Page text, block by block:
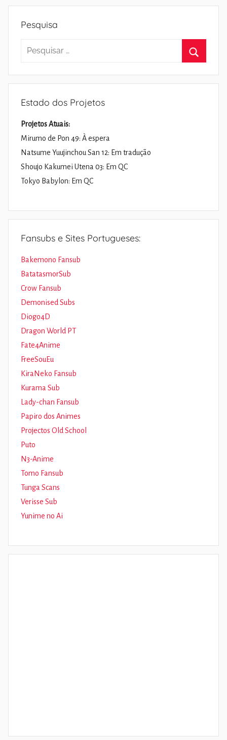
Pesquisa
Pesquisar
Estado dos Projetos
Projetos Atuais:
Mirumo de Pon 49: À espera
Natsume Yuujinchou San 12: Em tradução
Shoujo Kakumei Utena 03: Em QC
Tokyo Babylon: Em QC
Fansubs e Sites Portugueses:
Bakemono Fansub
BatatasmorSub
Crow Fansub
Demonised Subs
Diogo4D
Dragon World PT
Fate4Anime
FreeSouEu
KiraNeko Fansub
Kurama Sub
Lady-chan Fansub
Papiro dos Animes
Projectos Old School
Puto
N3-Anime
Tomo Fansub
Tunga Scans
Verisse Sub
Yunime no Ai